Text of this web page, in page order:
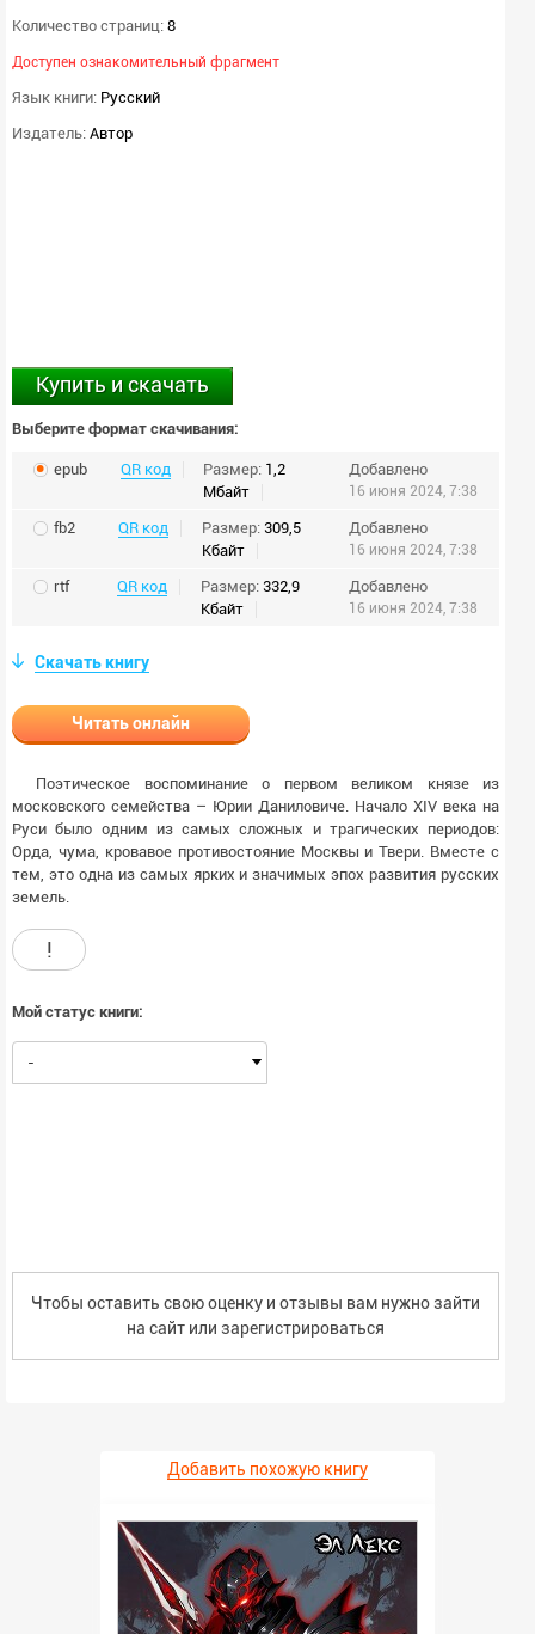
Количество страниц: 8
Доступен ознакомительный фрагмент
Язык книги: Русский
Издатель: Автор
Купить и скачать
Выберите формат скачивания:
epub QR код Размер: 1,2
Мбайт
Добавлено
16 июня 2024, 7:38
fb2 QR код Размер: 309,5
Кбайт
Добавлено
16 июня 2024, 7:38
rtf QR код Размер: 332,9
Кбайт
Добавлено
16 июня 2024, 7:38
Скачать книгу
Читать онлайн
Поэтическое воспоминание о первом великом князе из
московского семейства – Юрии Даниловиче. Начало XIV века на
Руси было одним из самых сложных и трагических периодов:
Орда, чума, кровавое противостояние Москвы и Твери. Вместе с
тем, это одна из самых ярких и значимых эпох развития русских
земель.
!
Мой статус книги:
-
Чтобы оставить свою оценку и отзывы вам нужно зайти
на сайт или зарегистрироваться
Добавить похожую книгу